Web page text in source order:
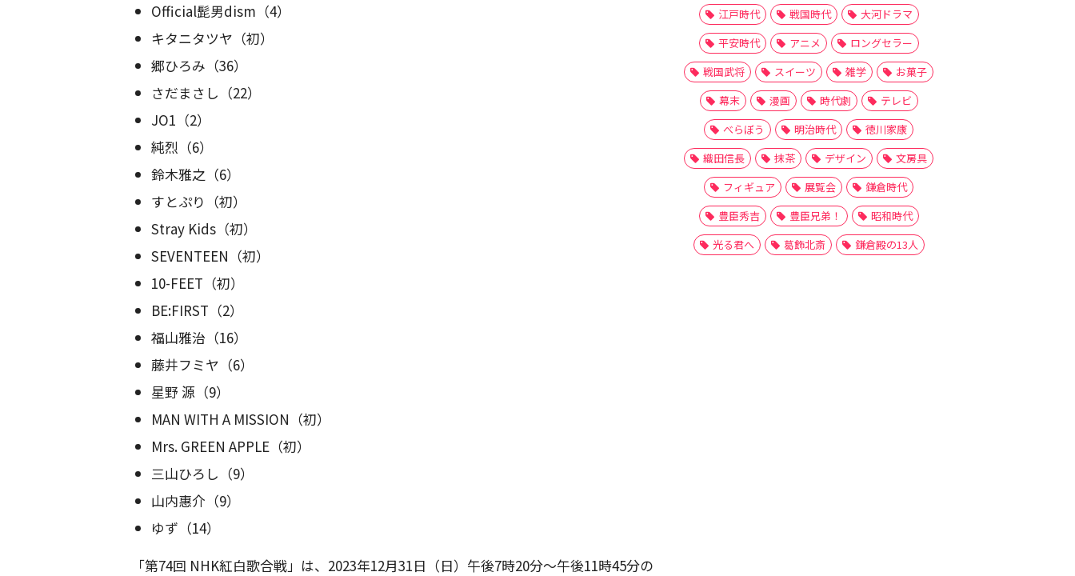
Official髭男dism（4）
キタニタツヤ（初）
郷ひろみ（36）
さだまさし（22）
JO1（2）
純烈（6）
鈴木雅之（6）
すとぷり（初）
Stray Kids（初）
SEVENTEEN（初）
10-FEET（初）
BE:FIRST（2）
福山雅治（16）
藤井フミヤ（6）
星野 源（9）
MAN WITH A MISSION（初）
Mrs. GREEN APPLE（初）
三山ひろし（9）
山内惠介（9）
ゆず（14）
「第74回 NHK紅白歌合戦」は、2023年12月31日（日）午後7時20分〜午後11時45分の
江戸時代 戦国時代
大河ドラマ
平安時代
アニメ
ロングセラー
戦国武将
スイーツ 雑学
お菓子
幕末
漫画 時代劇
テレビ
べらぼう
明治時代
徳川家康
織田信長
抹茶 デザイン
文房具
フィギュア
展覧会
鎌倉時代
豊臣秀吉
豊臣兄弟！
昭和時代
光る君へ
葛飾北斎 鎌倉殿の13人